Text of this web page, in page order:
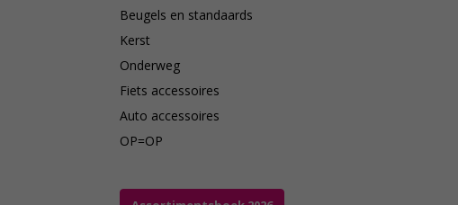
Beugels en standaards
Kerst
Onderweg
Fiets accessoires
Auto accessoires
OP=OP